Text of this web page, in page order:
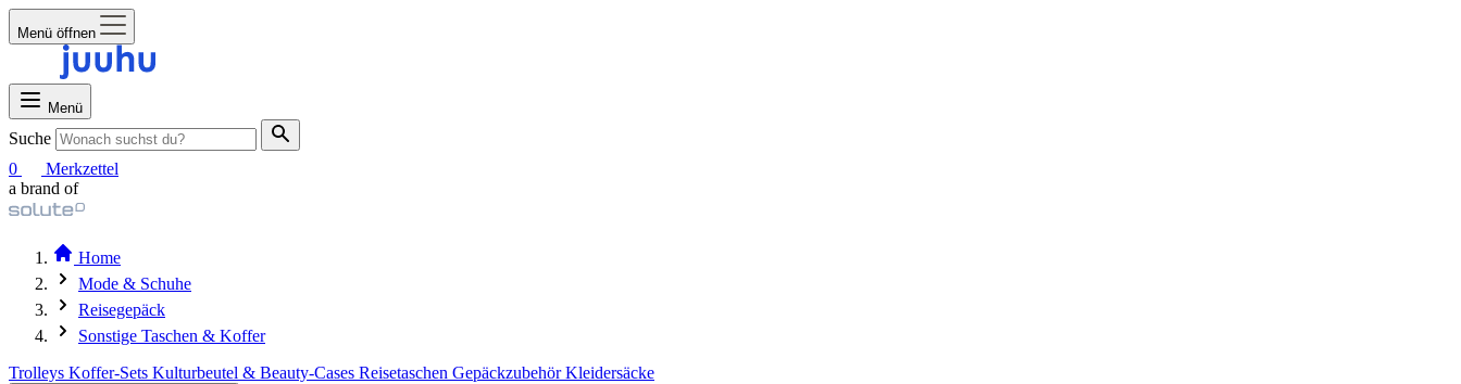
Menü öffnen
Menü
Suche
0
Merkzettel
a brand of
Home
Mode & Schuhe
Reisegepäck
Sonstige Taschen & Koffer
Trolleys Koffer-Sets Kulturbeutel & Beauty-Cases Reisetaschen GepäckzubehörKleidersäcke